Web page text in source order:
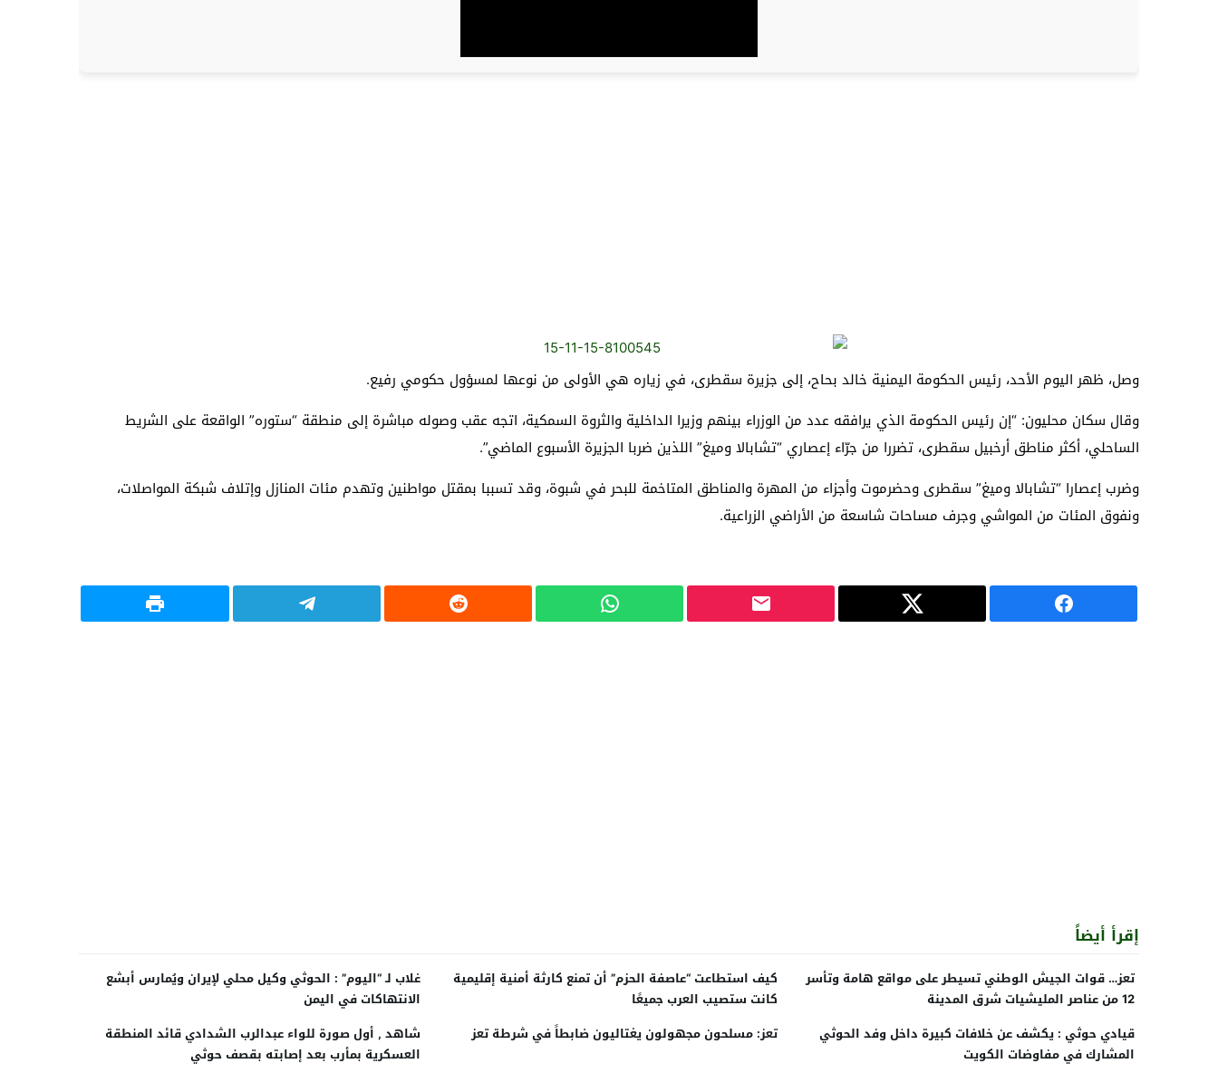
وصل، ظهر اليوم الأحد، رئيس الحكومة اليمنية خالد بحاح، إلى جزيرة سقطرى، في زياره هي الأولى من نوعها لمسؤول حكومي رفيع.
وقال سكان محليون: “إن رئيس الحكومة الذي يرافقه عدد من الوزراء بينهم وزيرا الداخلية والثروة السمكية، اتجه عقب وصوله مباشرة إلى منطقة “ستوره” الواقعة على الشريط
الساحلي، أكثر مناطق أرخبيل سقطرى، تضررا من جرّاء إعصاري “تشابالا وميغ” اللذين ضربا الجزيرة الأسبوع الماضي”.
وضرب إعصارا “تشابالا وميغ” سقطرى وحضرموت وأجزاء من المهرة والمناطق المتاخمة للبحر في شبوة، وقد تسببا بمقتل مواطنين وتهدم مئات المنازل وإتلاف شبكة المواصلات،
ونفوق المئات من المواشي وجرف مساحات شاسعة من الأراضي الزراعية.
إقرأ أيضاً
تعز… قوات الجيش الوطني تسيطر على مواقع هامة وتأسر
12 من عناصر المليشيات شرق المدينة
كيف استطاعت “عاصفة الحزم” أن تمنع كارثة أمنية إقليمية
كانت ستصيب العرب جميعًا
غلاب لـ “اليوم” : الحوثي وكيل محلي لإيران ويُمارس أبشع
الانتهاكات في اليمن
قيادي حوثي : يكشف عن خلافات كبيرة داخل وفد الحوثي
المشارك في مفاوضات الكويت
تعز: مسلحون مجهولون يغتاليون ضابطاً في شرطة تعز
شاهد , أول صورة للواء عبدالرب الشدادي قائد المنطقة
العسكرية بمأرب بعد إصابته بقصف حوثي